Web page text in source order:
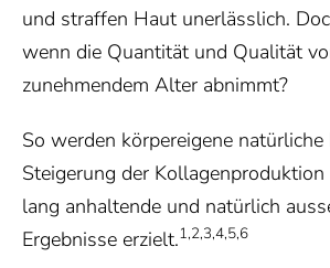
und straffen Haut unerlässlich.
wenn die Quantität und Qualität
zunehmendem Alter abnimmt?
So werden körpereigene natürliche
Steigerung der
lang anhaltende und natürlich
Ergebnisse erzielt.1,2,3,4,5,6